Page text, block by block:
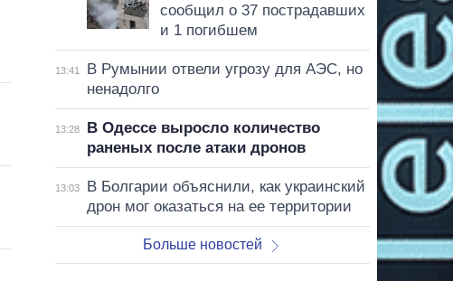
сообщил о 37 пострадавших
и 1 погибшем
13:41
В Румынии отвели угрозу для АЭС, но
ненадолго
13:28
В Одессе выросло количество
раненых после атаки дронов
13:03
В Болгарии объяснили, как украинский
дрон мог оказаться на ее территории
Больше новостей